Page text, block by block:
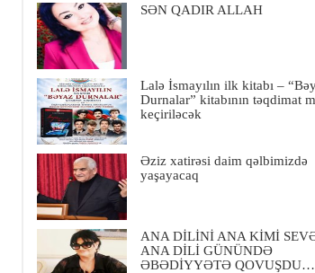
SƏN QADIR ALLAH
Lalə İsmayılın ilk kitabı –
Durnalar” kitabının təqdimat
keçiriləcək
Əziz xatirəsi daim qəlbimizdə
yaşayacaq
ANA DİLİNİ ANA KİMİ
ANA DİLİ GÜNÜNDƏ
ƏBƏDİYYƏTƏ QOVUŞDU…